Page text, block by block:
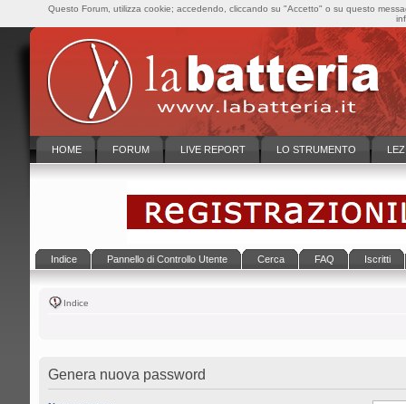
HOME FORUM LIVE REPORT LO STRUMENTO
Indice Pannello di Controllo Utente Cerca FAQ Iscritti
Indice
Genera nuova password
Questo Forum, utilizza cookie; accedendo, cliccando su "Accetto" o su questo